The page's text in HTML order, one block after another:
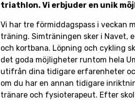
triathlon. Vi erbjuder en unik
Vi har tre förmiddagspass i veckan
träning. Simträningen sker i Navet,
och kortbana. Löpning och cykling
det goda möjligheter runtom hela
utifrån dina tidigare erfarenheter
om du har en annan tidigare
tränare och fysioterapeut. Efter